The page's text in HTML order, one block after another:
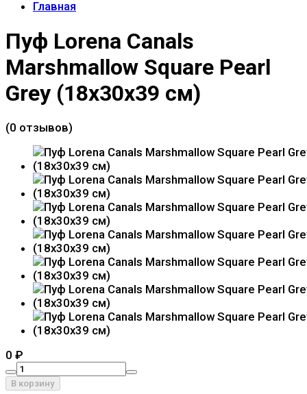
Главная
Пуф Lorena Canals
Marshmallow Square Pearl
Grey (18x30x39 см)
(0 отзывов)
0 ₽
В корзину